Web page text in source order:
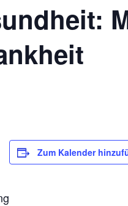
Zum Kalender